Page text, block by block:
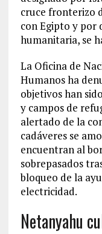
cruce fronterizo
con Egipto y por
humanitaria, se
La Oficina de
Humanos ha
objetivos han
y campos de
alertado de la
cadáveres se
encuentran al
sobrepasados
bloqueo de la
electricidad.
Netanyahu